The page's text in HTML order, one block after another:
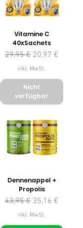
Vitamine C
40xSachets
Standardpreis
29,95 € Sale-Preis
20,97 €
inkl. MwSt.
Nicht
verfügbar
Dennenappel +
Propolis
Standardpreis
43,95 € Sale-Preis
35,16 €
inkl. MwSt.